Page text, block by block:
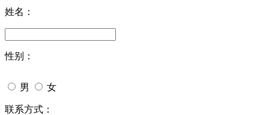
姓名：
性别：
男 女
联系方式：